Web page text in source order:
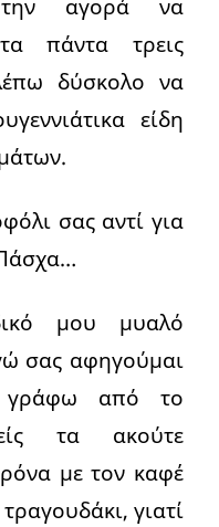
αγορά να
πάντα τρεις
δύσκολο να
είδη
σας αντί για
μου μυαλό
σας αφηγούμαι
από το
τα ακούτε
με τον καφέ
γιατί